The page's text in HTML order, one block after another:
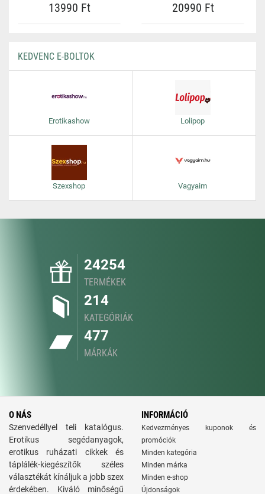
13990 Ft 20990 Ft
KEDVENC E-BOLTOK
Erotikashow Lolipop
Szexshop Vagyaim
24254
TERMÉKEK
214
KATEGÓRIÁK
477
MÁRKÁK
O NÁS
Szenvedéllyel teli katalógus.
Erotikus segédanyagok,
erotikus ruházati cikkek és
táplálék-kiegészítők széles
választékát kínáljuk a jobb szex
érdekében. Kiváló minőségű
INFORMÁCIÓ
Kedvezményes kuponok és
promóciók
Minden kategória
Minden márka
Minden e-shop
Újdonságok